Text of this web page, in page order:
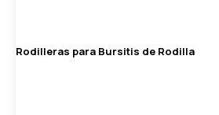
Rodilleras para Bursitis de Rodilla